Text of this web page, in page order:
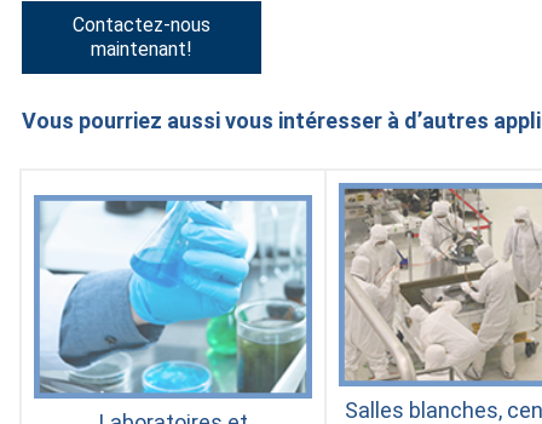
Contactez-nous
maintenant!
Vous pourriez aussi vous intéresser à d’autres
Salles blanches,